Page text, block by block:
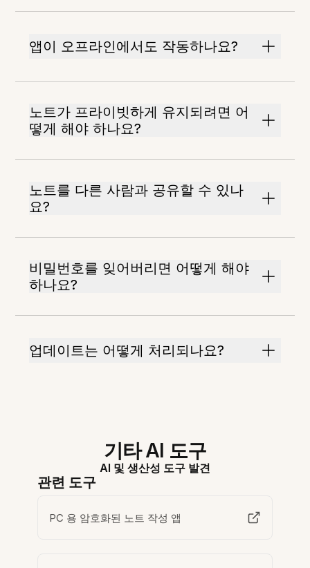
앱이 오프라인에서도 작동하나요?
노트가 프라이빗하게 유지되려면 어
떻게 해야 하나요?
노트를 다른 사람과 공유할 수 있나
요?
비밀번호를 잊어버리면 어떻게 해야
하나요?
업데이트는 어떻게 처리되나요?
기타 AI 도구
AI 및 생산성 도구 발견
관련 도구
PC 용 암호화된 노트 작성 앱